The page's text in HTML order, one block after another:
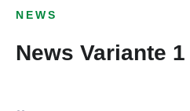
NEWS
News Variante 1